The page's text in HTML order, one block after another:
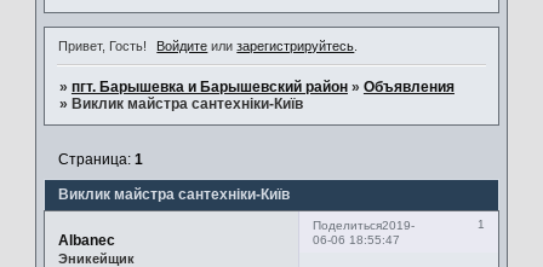
Привет, Гость! Войдите илизарегистрируйтесь
» пгт. Барышевка и Барышевский район » Объявления
» Виклик майстра сантехніки-Київ
Виклик майстра сантехніки-Київ
Страница: 1
Поделиться 1
2019-
06-06 18:55:47
Albanec
Эникейщик